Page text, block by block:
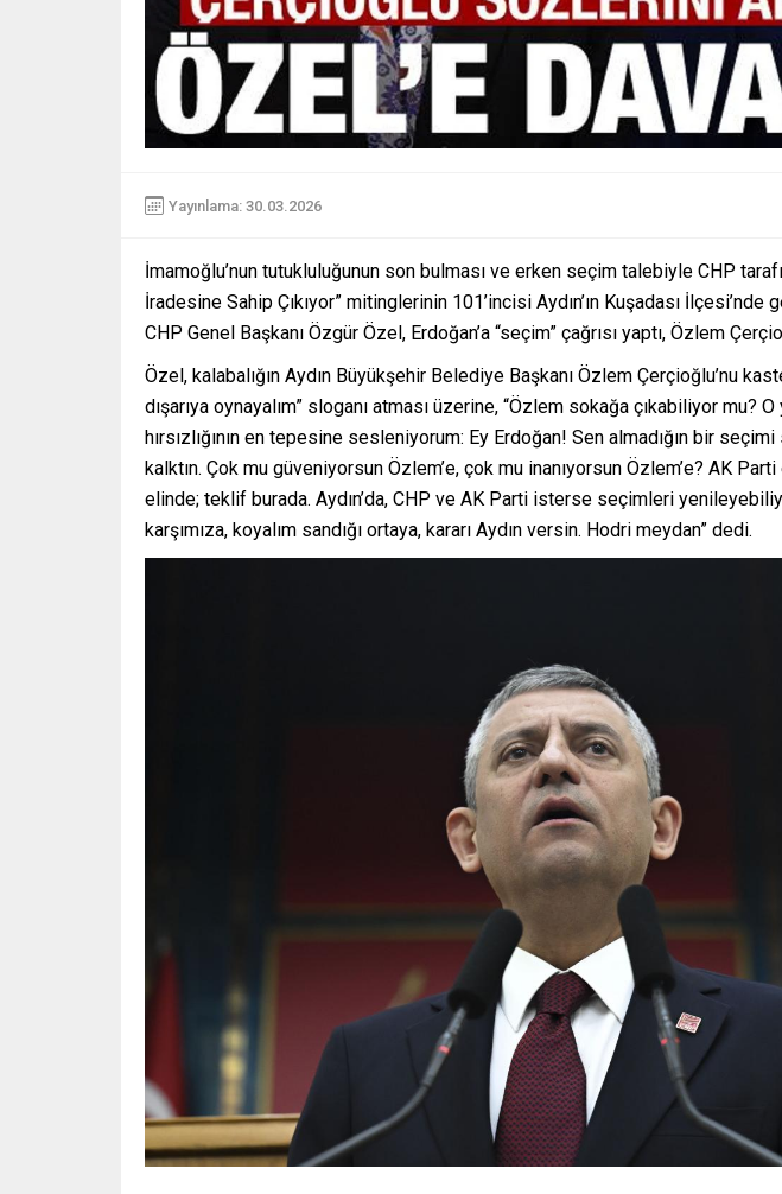
Yayınlama: 30.03.2026
İmamoğlu’nun tutukluluğunun son bulması ve erken seçim talebiyle CHP
İradesine Sahip Çıkıyor” mitinglerinin 101’incisi Aydın’ın Kuşadası
CHP Genel Başkanı Özgür Özel, Erdoğan’a “seçim” çağrısı yaptı, Özlem
Özel, kalabalığın Aydın Büyükşehir Belediye Başkanı Özlem Çerçioğlu’nu
dışarıya oynayalım” sloganı atması üzerine, “Özlem sokağa çıkabiliyor mu?
hırsızlığının en tepesine sesleniyorum: Ey Erdoğan! Sen almadığın bir
kalktın. Çok mu güveniyorsun Özlem’e, çok mu inanıyorsun Özlem’e? AK
elinde; teklif burada. Aydın’da, CHP ve AK Parti isterse seçimleri
karşımıza, koyalım sandığı ortaya, kararı Aydın versin. Hodri meydan” dedi.